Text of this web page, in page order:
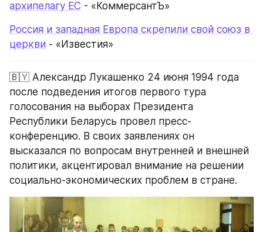
архипелагу ЕС - «КоммерсантЪ»
Россия и западная Европа скрепили свой союз в
церкви - «Известия»
🇧🇾 Александр Лукашенко 24 июня 1994 года
после подведения итогов первого тура
голосования на выборах Президента
Республики Беларусь провел пресс-
конференцию. В своих заявлениях он
высказался по вопросам внутренней и внешней
политики, акцентировал внимание на решении
социально-экономических проблем в стране.